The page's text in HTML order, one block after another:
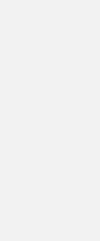
из сообщения
в
Другие